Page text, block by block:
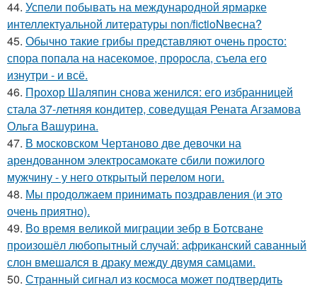
44. Успели побывать на международной ярмарке
интеллектуальной литературы non/fictioNвесна?
45. Обычно такие грибы представляют очень просто:
спора попала на насекомое, проросла, съела его
изнутри - и всё.
46. Прохор Шаляпин снова женился: его избранницей
стала 37-летняя кондитер, соведущая Рената Агзамова
Ольга Вашурина.
47. В московском Чертаново две девочки на
арендованном электросамокате сбили пожилого
мужчину - у него открытый перелом ноги.
48. Мы продолжаем принимать поздравления (и это
очень приятно).
49. Во время великой миграции зебр в Ботсване
произошёл любопытный случай: африканский саванный
слон вмешался в драку между двумя самцами.
50. Странный сигнал из космоса может подтвердить